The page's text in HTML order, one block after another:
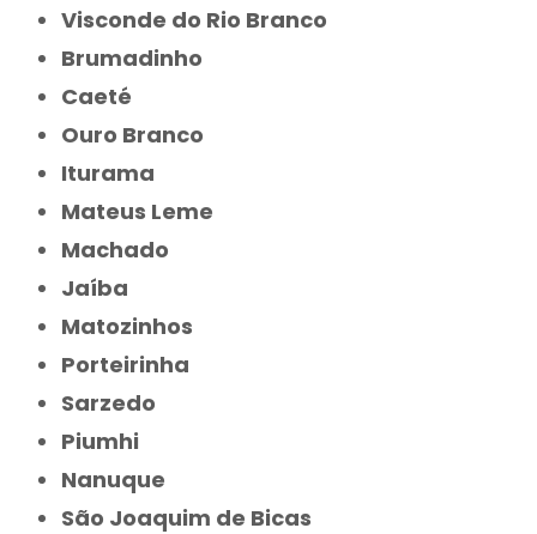
Visconde do Rio Branco
Brumadinho
Caeté
Ouro Branco
Iturama
Mateus Leme
Machado
Jaíba
Matozinhos
Porteirinha
Sarzedo
Piumhi
Nanuque
São Joaquim de Bicas